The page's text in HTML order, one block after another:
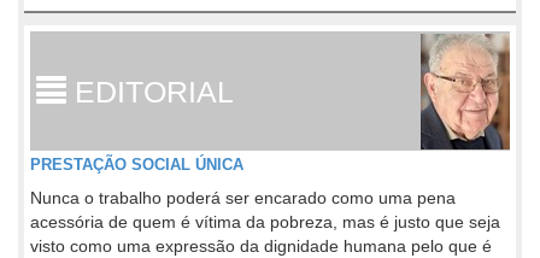
EDITORIAL
PRESTAÇÃO SOCIAL ÚNICA
Nunca o trabalho poderá ser encarado como uma pena
acessória de quem é vítima da pobreza, mas é justo que seja
visto como uma expressão da dignidade humana pelo que é